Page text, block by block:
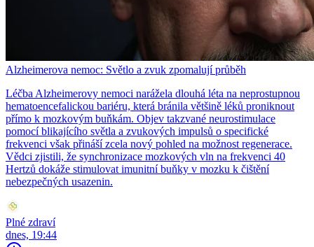
Alzheimerova nemoc: Světlo a zvuk zpomalují průběh
Léčba Alzheimerovy nemoci narážela dlouhá léta na neprostupnou
hematoencefalickou bariéru, která bránila většině léků proniknout
přímo k mozkovým buňkám. Objev takzvané neurostimulace
pomocí blikajícího světla a zvukových impulsů o specifické
frekvenci však přináší zcela nový pohled na možnost regenerace.
Vědci zjistili, že synchronizace mozkových vln na frekvenci 40
Hertzů dokáže stimulovat imunitní buňky v mozku k čištění
nebezpečných usazenin.
Plné zdraví
dnes, 19:44